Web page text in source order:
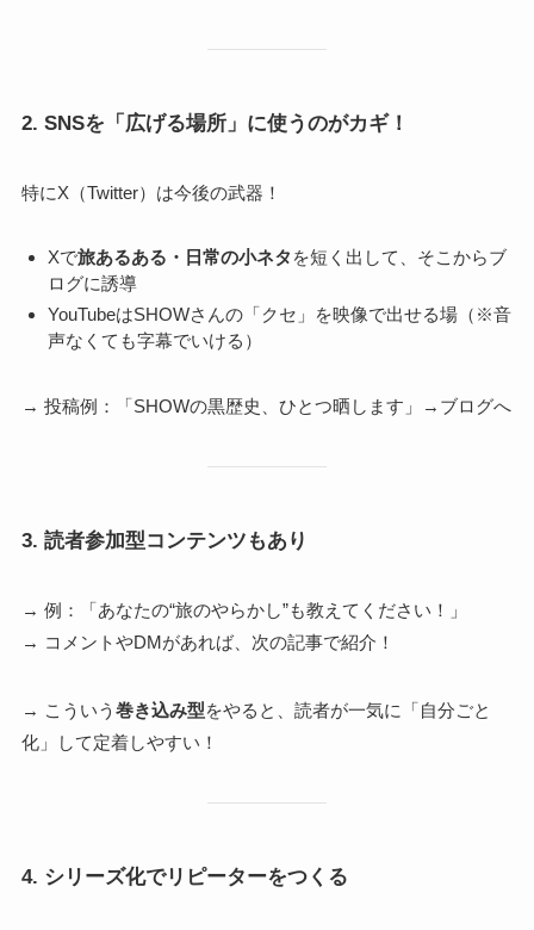
2. SNSを「広げる場所」に使うのがカギ！
特にX（Twitter）は今後の武器！
Xで旅あるある・日常の小ネタ を短く出して、そこからブ
ログに誘導
YouTubeはSHOWさんの「クセ」を映像で出せる場（※音
声なくても字幕でいける）
→ 投稿例：「SHOWの黒歴史、ひとつ晒します」→ブログへ
3. 読者参加型コンテンツもあり
→ 例：「あなたの“旅のやらかし”も教えてください！」
→ コメントやDMがあれば、次の記事で紹介！
→ こういう 巻き込み型をやると、読者が一気に「自分ごと
化」して定着しやすい！
4. シリーズ化でリピーターをつくる